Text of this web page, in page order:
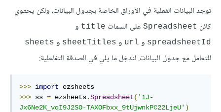
توجد البيانات الفعلية في الأوراق الخاصة بجدول البيانات، ولكن يحتوي
كائن Spreadsheet على السمات title و
spreadsheetId و url و sheetTitles و sheets
للتعامل مع جدول البيانات. لندخِل ما يلي في الصدفة التفاعلية:
>>> import
>>> ss = ezsheets.Spreadsheet( '1J-
Jx6Ne2K_vqI9J2SO-TAXOFbxx_9tUjwnkPC22LjeU' )